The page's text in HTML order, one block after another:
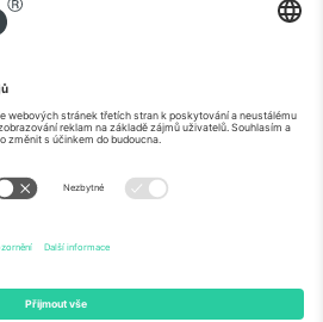
UAE Dubai Silicon Oasis, DDP
Podrobnosti najdete na konkrétní
aPodmínky.